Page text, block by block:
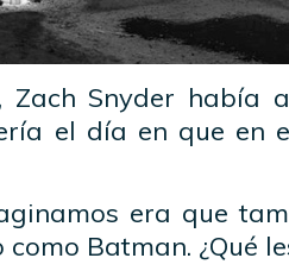
Zach Snyder había
el día en que en
era que
Batman. ¿Qué